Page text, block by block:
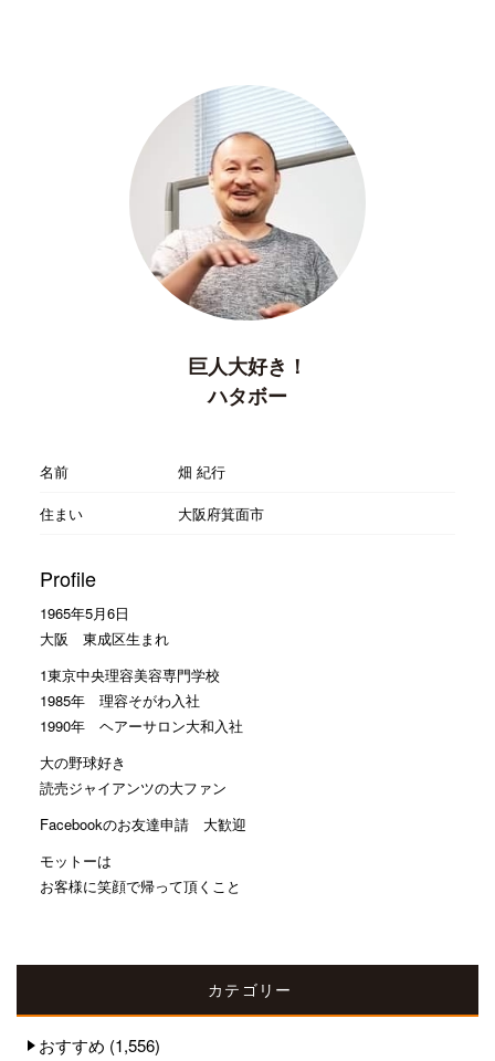
巨人大好き！
ハタボー
名前
畑 紀行
住まい
大阪府箕面市
Profile
1965年5月6日
大阪 東成区生まれ
1東京中央理容美容専門学校
1985年 理容そがわ入社
1990年 ヘアーサロン大和入社
大の野球好き
読売ジャイアンツの大ファン
Facebookのお友達申請 大歓迎
モットーは
お客様に笑顔で帰って頂くこと
カテゴリー
おすすめ (1,556)